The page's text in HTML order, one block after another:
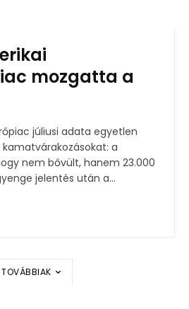
mozgatta a
júliusi adata egyetlen
a
nem bővült, hanem 23.000
A gyenge jelentés után a...
TOVÁBBIAK